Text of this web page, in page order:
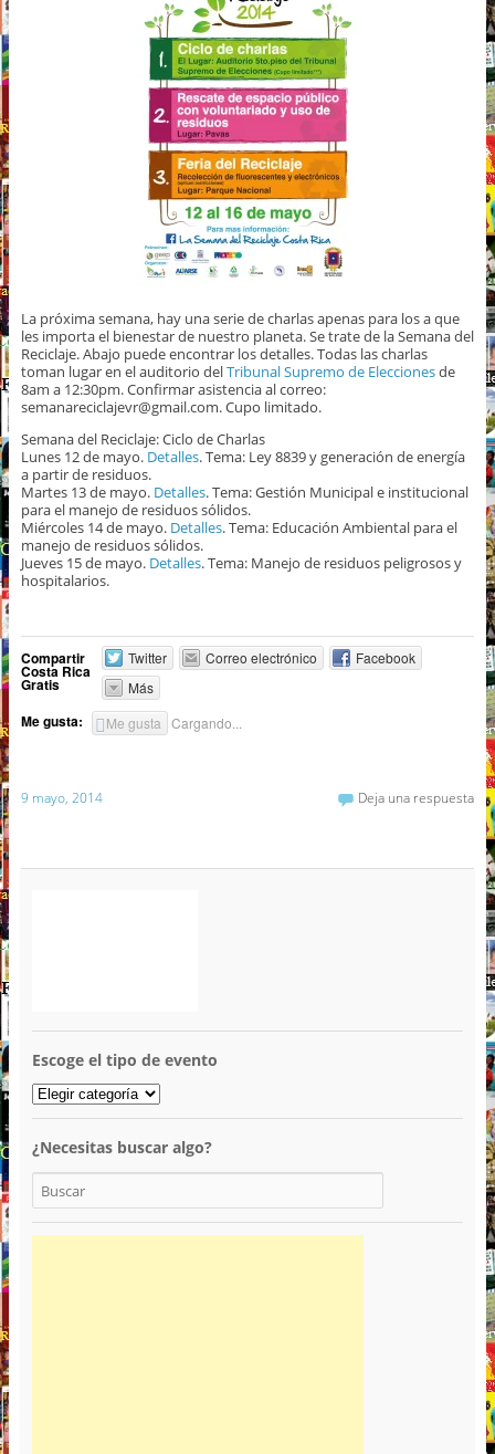
La próxima semana, hay una serie de charlas apenas para los a que
les importa el bienestar de nuestro planeta. Se trate de la Semana del
Reciclaje. Abajo puede encontrar los detalles. Todas las charlas
toman lugar en el auditorio delTribunal Supremo de Eleccionesde
8am a 12:30pm. Confirmar asistencia al correo:
semanareciclajevr@gmail.com. Cupo limitado.
Semana del Reciclaje: Ciclo de Charlas
Lunes 12 de mayo. Detalles. Tema: Ley 8839 y generación de energía
a partir de residuos.
Martes 13 de mayo. Detalles. Tema: Gestión Municipal e institucional
para el manejo de residuos sólidos.
Miércoles 14 de mayo. Detalles. Tema: Educación Ambiental para el
manejo de residuos sólidos.
Jueves 15 de mayo. Detalles. Tema: Manejo de residuos peligrosos y
hospitalarios.
Compartir
Costa Rica
Gratis
Twitter Correo electrónico
Facebook
Más
Me gusta: Me gusta Cargando...
9 mayo, 2014 Deja una respuesta
Escoge el tipo de evento
¿Necesitas buscar algo?